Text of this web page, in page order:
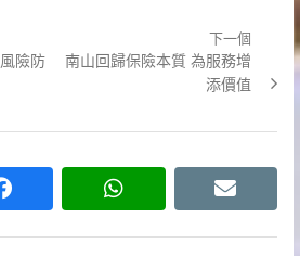
險防
下一個
Next
南山回歸保險本質 為服務增
添價值
facebook whatsapp email